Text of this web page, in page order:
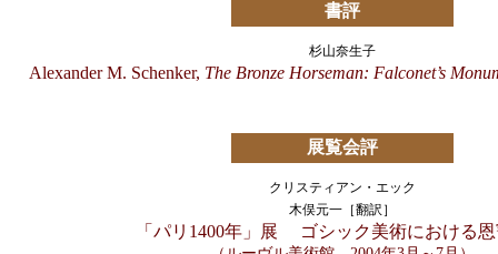
書評
杉山奈生子
Alexander M. Schenker, The Bronze Horseman: Falconet’s
展覧会評
クリスティアン・エック
木俣元一［翻訳］
「パリ1400年」展 ゴシック美術における